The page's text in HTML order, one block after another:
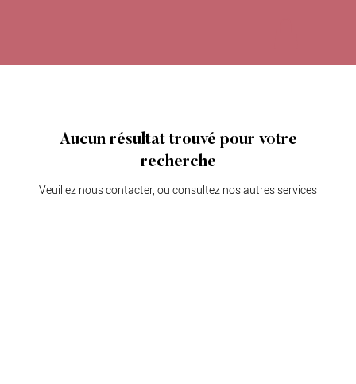
Aucun résultat trouvé pour votre
recherche
Veuillez nous contacter, ou consultez nos autres services